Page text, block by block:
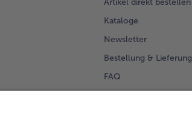
Artikel direkt bestellen
Kataloge
Newsletter
Bestellung & Lieferung
FAQ